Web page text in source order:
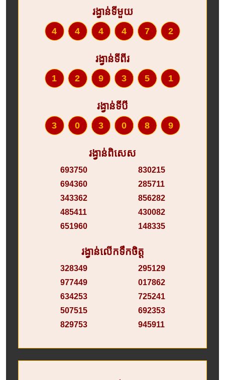
រង្វាន់ទីមួយ
444472
រង្វាន់ទីពីរ
129351
រង្វាន់ទីបី
303089
រង្វាន់ពិសេស
693750
694360
343362
485411
651960
830215
285711
856282
430082
148335
រង្វាន់លើកទឹកចិត្ត
328349
977449
634253
507515
829753
295129
017862
725241
692353
945911